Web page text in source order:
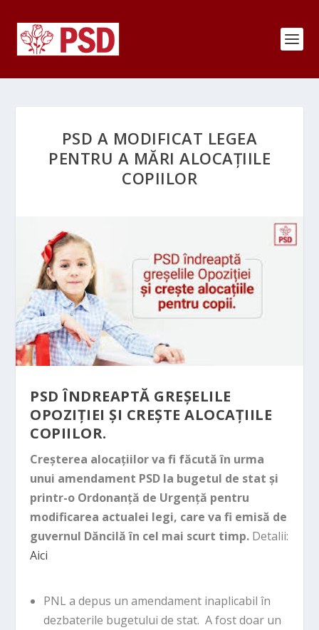
PSD A MODIFICAT LEGEA
PENTRU A MĂRI ALOCAȚIILE
COPIILOR
PSD ÎNDREAPTĂ GREȘELILE
OPOZIȚIEI ȘI CREȘTE ALOCAȚIILE
COPIILOR.
Creșterea alocațiilor va fi făcută în urma
unui amendament PSD la bugetul de stat și
printr-o Ordonanță de Urgență pentru
modificarea actualei legi, care va fi emisă de
guvernul Dăncilă în cel mai scurt timp. Detalii:
Aici
PNL a depus un amendament inaplicabil în
dezbaterile bugetului de stat. A fost doar un